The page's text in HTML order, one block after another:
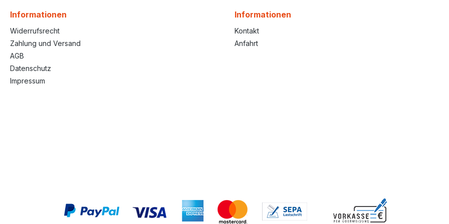
Informationen
Widerrufsrecht
Zahlung und Versand
AGB
Datenschutz
Impressum
Informationen
Kontakt
Anfahrt